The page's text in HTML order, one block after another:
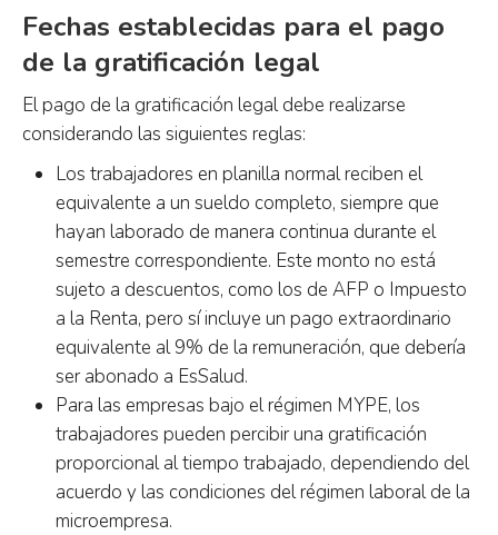
Fechas establecidas para el pago
de la gratificación legal
El pago de la gratificación legal debe realizarse
considerando las siguientes reglas:
Los trabajadores en planilla normal reciben el
equivalente a un sueldo completo, siempre que
hayan laborado de manera continua durante el
semestre correspondiente. Este monto no está
sujeto a descuentos, como los de AFP o Impuesto
a la Renta, pero sí incluye un pago extraordinario
equivalente al 9% de la remuneración, que debería
ser abonado a EsSalud.
Para las empresas bajo el régimen MYPE, los
trabajadores pueden percibir una gratificación
proporcional al tiempo trabajado, dependiendo del
acuerdo y las condiciones del régimen laboral de la
microempresa.